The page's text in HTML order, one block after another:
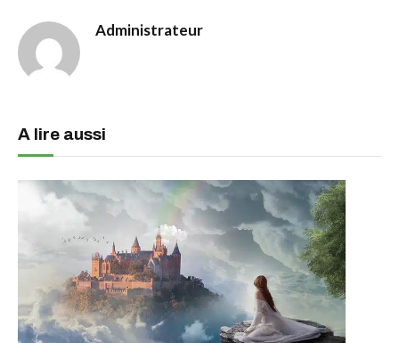
Administrateur
A lire aussi